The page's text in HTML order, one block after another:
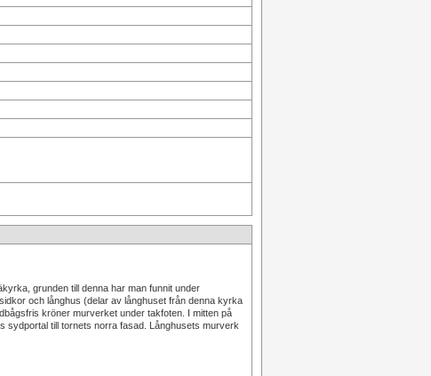
grunden till denna har man funnit under
och långhus (delar av långhuset från denna kyrka
kröner murverket under takfoten. I mitten på
sydportal till tornets norra fasad. Långhusets murverk